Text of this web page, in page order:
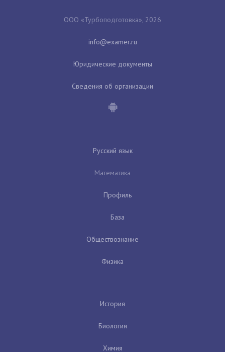
ООО «Турбоподготовка», 2026
Юридические документы
Сведения об организации
Русский язык
Математика
Профиль
База
Обществознание
Физика
История
Биология
Химия